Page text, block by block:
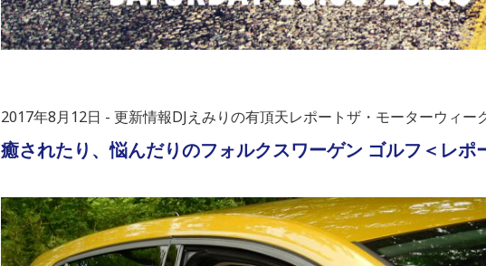
2017年8月12日 更新情報DJえみりの有頂天レポートザ・モーターウィ
癒されたり、悩んだりのフォルクスワーゲン ゴルフ＜レ